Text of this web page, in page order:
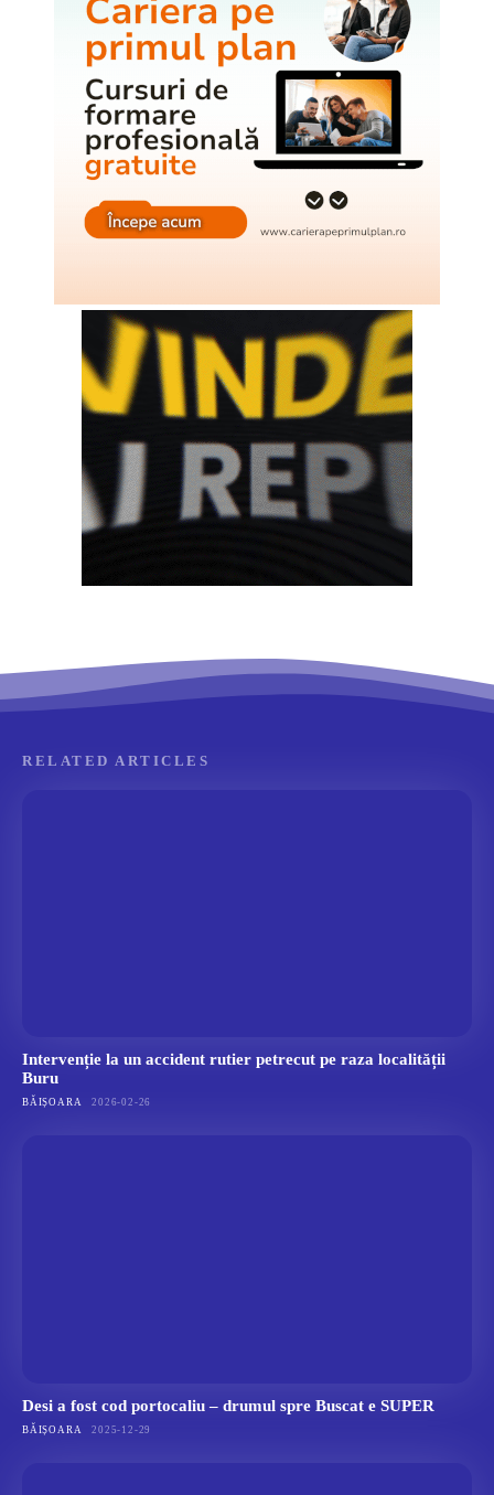
RELATED ARTICLES
Intervenție la un accident rutier petrecut pe raza localității
Buru
BĂIȘOARA 2026-02-26
Desi a fost cod portocaliu – drumul spre Buscat e SUPER
BĂIȘOARA 2025-12-29